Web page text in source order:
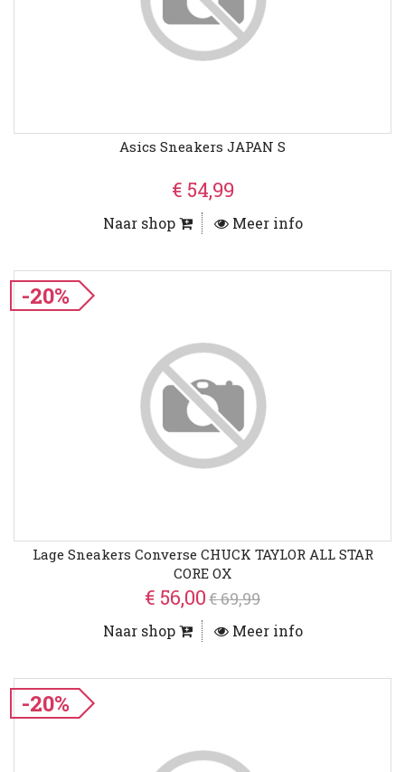
Asics Sneakers JAPAN S
€ 54,99
Naar shop Meer info
-20%
Lage Sneakers Converse CHUCK TAYLOR ALL STAR
CORE OX
€ 56,00€ 69,99
Naar shop Meer info
-20%